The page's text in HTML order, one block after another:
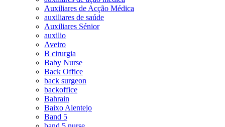
Auxiliares de Acção Médica
auxiliares de saúde
Auxiliares Sénior
auxilio
Aveiro
B cirurgia
Baby Nurse
Back Office
back surgeon
backoffice
Bahrain
Baixo Alentejo
Band 5